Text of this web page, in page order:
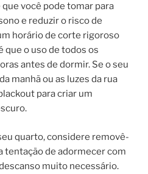
você pode tomar para
e reduzir o risco de
horário de corte rigoroso
que o uso de todos os
antes de dormir. Se o seu
manhã ou as luzes da rua
para criar um
quarto, considere removê-
tentação de adormecer com
muito necessário.